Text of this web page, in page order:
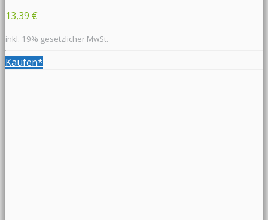
13,39 €
inkl. 19% gesetzlicher MwSt.
Kaufen*